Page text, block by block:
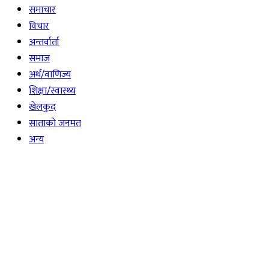
समाचार
विचार
अन्तर्वार्ता
समाज
अर्थ/वाणिज्य
शिक्षा/स्वास्थ्य
खेलकुद
साताकाे जनमत
अन्य